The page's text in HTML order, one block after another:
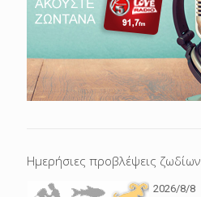
Ημερήσιες προβλέψεις ζωδίων
2026/8/8